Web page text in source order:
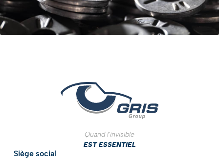
Quand l'invisible
EST ESSENTIEL
Siège social